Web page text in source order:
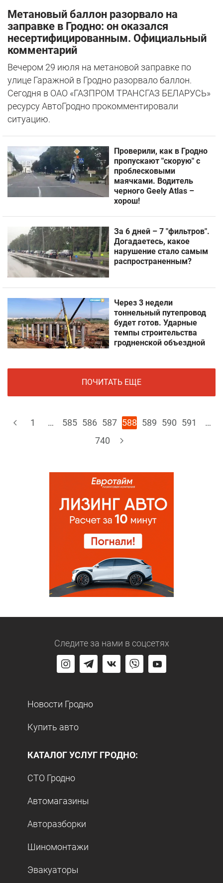
Метановый баллон разорвало на
заправке в Гродно: он оказался
несертифицированным. Официальный
комментарий
Вечером 29 июля на метановой заправке по
улице Гаражной в Гродно разорвало баллон.
Сегодня в ОАО «ГАЗПРОМ ТРАНСГАЗ БЕЛАРУСЬ»
ресурсу АвтоГродно прокомментировали
ситуацию.
Проверили, как в Гродно
пропускают "скорую" с
проблесковыми
маячками. Водитель
черного Geely Atlas –
хорош!
За 6 дней – 7 "фильтров".
Догадаетесь, какое
нарушение стало самым
распространенным?
Через 3 недели
тоннельный путепровод
будет готов. Ударные
темпы строительства
гродненской объездной
ПОЧИТАТЬ ЕЩЕ
1 … 585 586 587 588 589 590 591
…
740
Следите за нами в соцсетях
Новости Гродно
Купить авто
КАТАЛОГ УСЛУГ ГРОДНО:
СТО Гродно
Автомагазины
Авторазборки
Шиномонтажи
Эвакуаторы